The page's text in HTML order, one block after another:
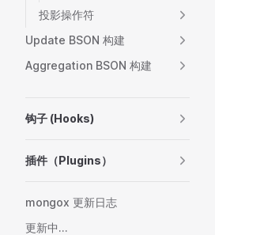
投影操作符
Update BSON 构建
Aggregation BSON 构建
钩子 (Hooks)
插件（Plugins）
mongox 更新日志
更新中...